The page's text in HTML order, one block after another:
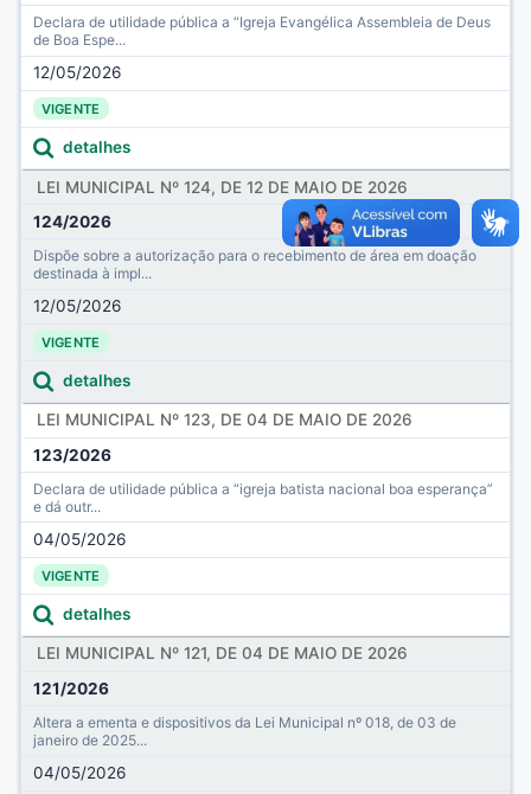
Declara de utilidade pública a “Igreja Evangélica Assembleia de Deus
de Boa Espe...
12/05/2026
VIGENTE
detalhes
LEI MUNICIPAL Nº 124, DE 12 DE MAIO DE 2026
124/2026
Dispõe sobre a autorização para o recebimento de área em doação
destinada à impl...
12/05/2026
VIGENTE
detalhes
LEI MUNICIPAL Nº 123, DE 04 DE MAIO DE 2026
123/2026
Declara de utilidade pública a “igreja batista nacional boa esperança”
e dá outr...
04/05/2026
VIGENTE
detalhes
LEI MUNICIPAL Nº 121, DE 04 DE MAIO DE 2026
121/2026
Altera a ementa e dispositivos da Lei Municipal nº 018, de 03 de
janeiro de 2025...
04/05/2026